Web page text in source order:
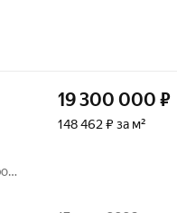
19 300 000 ₽
148 462 ₽ за м²